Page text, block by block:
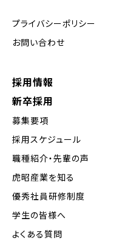
プライバシーポリシー
お問い合わせ
採用情報
新卒採用
募集要項
採用スケジュール
職種紹介・先輩の声
虎昭産業を知る
優秀社員研修制度
学生の皆様へ
よくある質問